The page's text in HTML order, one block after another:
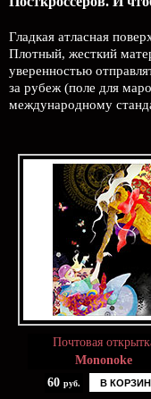
Гладкая атласная
Плотный, жесткий
уверенностью
за рубеж (поле для
международному
Почтовая
Mononoke
60 руб. В